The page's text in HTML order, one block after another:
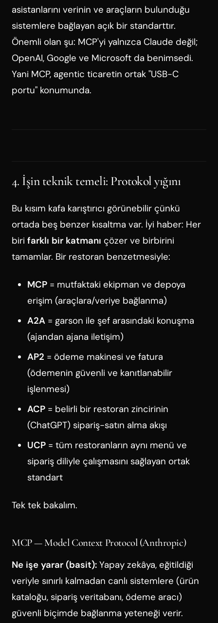
asistanlarını verinin ve araçların bulunduğu
sistemlere bağlayan açık bir standarttır.
Önemli olan şu: MCP'yi yalnızca Claude değil;
OpenAI, Google ve Microsoft da benimsedi.
Yani MCP, agentic ticaretin ortak "USB-C
portu" konumunda.
4. İşin teknik temeli: Protokol yığını
Bu kısım kafa karıştırıcı görünebilir çünkü
ortada beş benzer kısaltma var. İyi haber: Her
biri farklı bir katmanı çözer ve birbirini
tamamlar. Bir restoran benzetmesiyle:
MCP = mutfaktaki ekipman ve depoya
erişim (araçlara/veriye bağlanma)
A2A = garson ile şef arasındaki konuşma
(ajandan ajana iletişim)
AP2 = ödeme makinesi ve fatura
(ödemenin güvenli ve kanıtlanabilir
işlenmesi)
ACP = belirli bir restoran zincirinin
(ChatGPT) sipariş-satın alma akışı
UCP = tüm restoranların aynı menü ve
sipariş diliyle çalışmasını sağlayan ortak
standart
Tek tek bakalım.
MCP — Model Context Protocol (Anthropic)
Ne işe yarar (basit): Yapay zekâya, eğitildiği
veriyle sınırlı kalmadan canlı sistemlere (ürün
kataloğu, sipariş veritabanı, ödeme aracı)
güvenli biçimde bağlanma yeteneği verir.